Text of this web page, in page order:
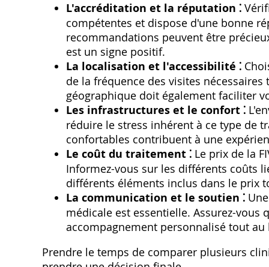
L'accréditation et la réputation ⁚
compétentes et dispose d'une bonne
recommandations peuvent être
est un signe positif.
La localisation et l'accessibilité ⁚
de la fréquence des visites
géographique doit également faciliter
Les infrastructures et le confort ⁚
réduire le stress inhérent à ce type de
confortables contribuent à une
Le coût du traitement ⁚ Le prix de la
Informez-vous sur les différents coûts
différents éléments inclus dans le prix
La communication et le soutien ⁚
médicale est essentielle. Assurez-
accompagnement personnalisé tout au
Prendre le temps de comparer plusieurs